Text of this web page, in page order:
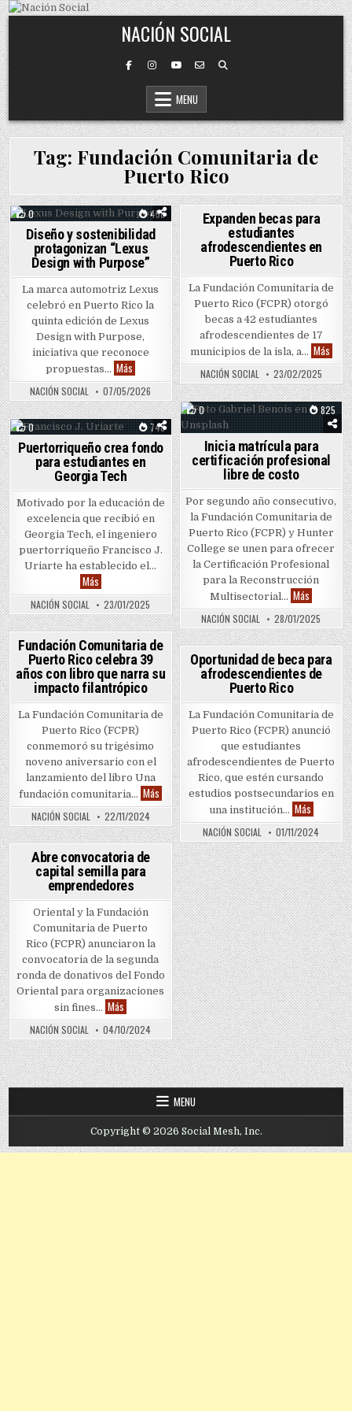
Skip to content
NACIÓN SOCIAL
MENU
Tag: Fundación Comunitaria de
Puerto Rico
0 458
Posted in
Diseño y sostenibilidad
protagonizan “Lexus
Design with Purpose”
La marca automotriz Lexus
celebró en Puerto Rico la
quinta edición de Lexus
Design with Purpose,
iniciativa que reconoce
propuestas… Más Diseño y sostenibilidad protagonizan “Lexus Design
NACIÓN SOCIAL 07/05/2026
0
Posted in
Expanden becas para
estudiantes
afrodescendientes en
Puerto Rico
La Fundación Comunitaria de
Puerto Rico (FCPR) otorgó
becas a 42 estudiantes
afrodescendientes de 17
municipios de la isla, a… Más
NACIÓN SOCIAL 23/02/2025
0 825
Posted in
Inicia matrícula para
certificación profesional
libre de costo
Por segundo año consecutivo,
la Fundación Comunitaria de
Puerto Rico (FCPR) y Hunter
College se unen para ofrecer
la Certificación Profesional
para la Reconstrucción
Multisectorial… Más Inicia
NACIÓN SOCIAL 28/01/2025
0 748
Posted in
Puertorriqueño crea fondo
para estudiantes en
Georgia Tech
Motivado por la educación de
excelencia que recibió en
Georgia Tech, el ingeniero
puertorriqueño Francisco J.
Uriarte ha establecido el…
MásPuertorriqueño crea fondo para estudiantes en Georgia Tech
NACIÓN SOCIAL 23/01/2025
0 955
Posted in
Fundación Comunitaria de
Puerto Rico celebra 39
años con libro que narra su
impacto filantrópico
La Fundación Comunitaria de
Puerto Rico (FCPR)
conmemoró su trigésimo
noveno aniversario con el
lanzamiento del libro Una
fundación comunitaria… Más Fundación Comunitaria de Puerto Rico
NACIÓN SOCIAL 22/11/2024
0 912
Posted in
Oportunidad de beca para
afrodescendientes de
Puerto Rico
La Fundación Comunitaria de
Puerto Rico (FCPR) anunció
que estudiantes
afrodescendientes de Puerto
Rico, que estén cursando
estudios postsecundarios en
una institución… Más
NACIÓN SOCIAL
01/11/2024
0
Posted in
Abre convocatoria de
capital semilla para
emprendedores
Oriental y la Fundación
Comunitaria de Puerto
Rico (FCPR) anunciaron la
convocatoria de la segunda
ronda de donativos del Fondo
Oriental para organizaciones
sin fines… Más Abre convocatoria de capital semilla para emprendedores
NACIÓN SOCIAL 04/10/2024
MENU
Copyright © 2026 Social Mesh, Inc.